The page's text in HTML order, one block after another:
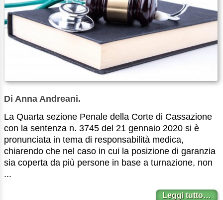
Di Anna Andreani.
La Quarta sezione Penale della Corte di Cassazione
con la sentenza n. 3745 del 21 gennaio 2020 si è
pronunciata in tema di responsabilità medica,
chiarendo che nel caso in cui la posizione di garanzia
sia coperta da più persone in base a turnazione, non
...
Leggi tutto…